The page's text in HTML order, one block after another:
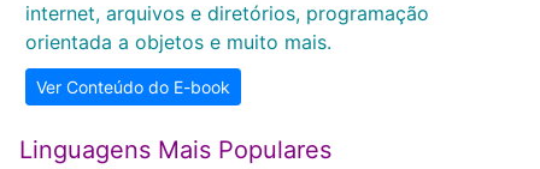
internet, arquivos e diretórios, programação
orientada a objetos e muito mais.
Ver Conteúdo do E-book
Linguagens Mais Populares